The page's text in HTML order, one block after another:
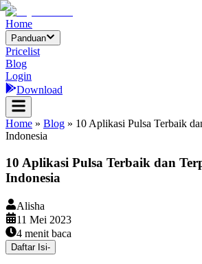
Home
Panduan
Pricelist
Blog
Login
Download
Home » Blog » 10 Aplikasi Pulsa Terbaik
Indonesia
10 Aplikasi Pulsa Terbaik dan
Indonesia
Alisha
11 Mei 2023
4 menit baca
Daftar Isi-